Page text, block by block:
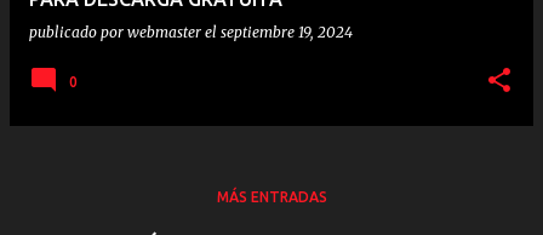
publicado por webmaster el septiembre 19, 2024
0
MÁS ENTRADAS